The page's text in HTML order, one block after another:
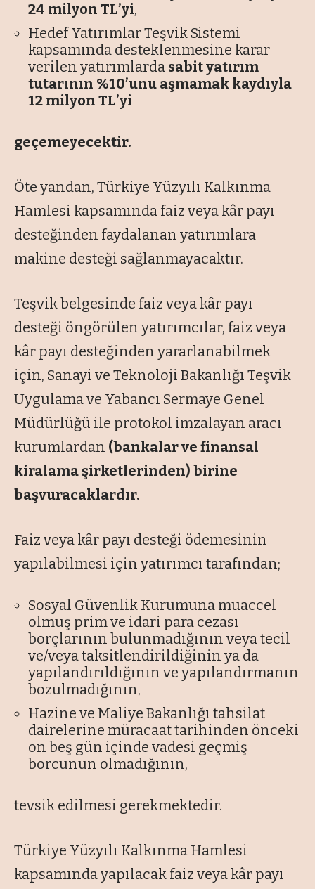
24 milyon TL’yi,
Hedef Yatırımlar Teşvik Sistemi
kapsamında desteklenmesine karar
verilen yatırımlarda sabit yatırım
tutarının %10’unu aşmamak kaydıyla
12 milyon TL’yi
geçemeyecektir.
Öte yandan, Türkiye Yüzyılı Kalkınma
Hamlesi kapsamında faiz veya kâr payı
desteğinden faydalanan yatırımlara
makine desteği sağlanmayacaktır.
Teşvik belgesinde faiz veya kâr payı
desteği öngörülen yatırımcılar, faiz veya
kâr payı desteğinden yararlanabilmek
için, Sanayi ve Teknoloji Bakanlığı Teşvik
Uygulama ve Yabancı Sermaye Genel
Müdürlüğü ile protokol imzalayan aracı
kurumlardan (bankalar ve finansal
kiralama şirketlerinden) birine
başvuracaklardır.
Faiz veya kâr payı desteği ödemesinin
yapılabilmesi için yatırımcı tarafından;
Sosyal Güvenlik Kurumuna muaccel
olmuş prim ve idari para cezası
borçlarının bulunmadığının veya tecil
ve/veya taksitlendirildiğinin ya da
yapılandırıldığının ve yapılandırmanın
bozulmadığının,
Hazine ve Maliye Bakanlığı tahsilat
dairelerine müracaat tarihinden önceki
on beş gün içinde vadesi geçmiş
borcunun olmadığının,
tevsik edilmesi gerekmektedir.
Türkiye Yüzyılı Kalkınma Hamlesi
kapsamında yapılacak faiz veya kâr payı